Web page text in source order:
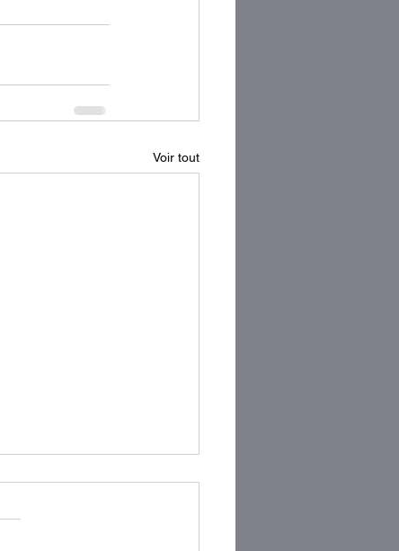
Voir tout